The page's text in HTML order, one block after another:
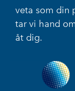
veta som din
tar vi hand
åt dig.